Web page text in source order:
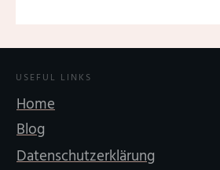
USEFUL LINKS
Home
Blog
Datenschutzerklärung